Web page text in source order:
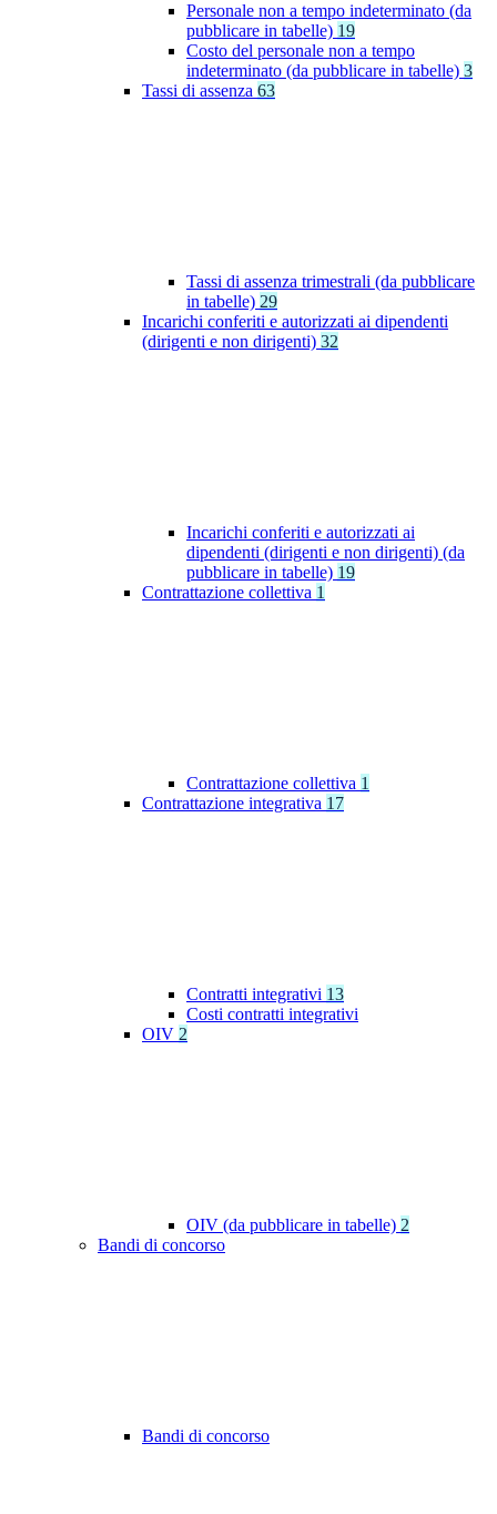
Personale non a tempo indeterminato (da
pubblicare in tabelle) 19
Costo del personale non a tempo
indeterminato (da pubblicare in tabelle) 3
Tassi di assenza 63
Tassi di assenza trimestrali (da pubblicare
in tabelle) 29
Incarichi conferiti e autorizzati ai dipendenti
(dirigenti e non dirigenti) 32
Incarichi conferiti e autorizzati ai
dipendenti (dirigenti e non dirigenti) (da
pubblicare in tabelle) 19
Contrattazione collettiva 1
Contrattazione collettiva 1
Contrattazione integrativa 17
Contratti integrativi 13
Costi contratti integrativi
OIV 2
OIV (da pubblicare in tabelle) 2
Bandi di concorso
Bandi di concorso